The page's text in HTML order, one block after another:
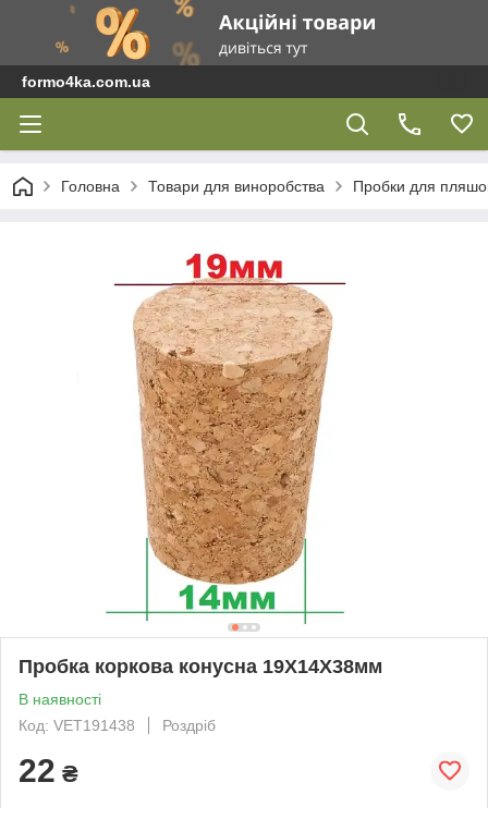
formo4ka.com.ua
Головна Товари для виноробства Пробки для пляшок
Пробка коркова конусна 19Х14Х38мм
В наявності
Код: VET191438
Роздріб
22 ₴